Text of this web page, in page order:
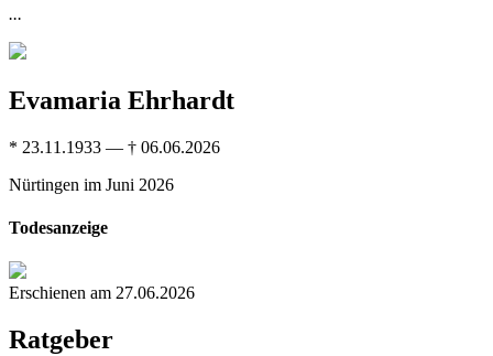
...
Evamaria Ehrhardt
* 23.11.1933 — † 06.06.2026
Nürtingen im Juni 2026
Todesanzeige
Erschienen am 27.06.2026
Ratgeber